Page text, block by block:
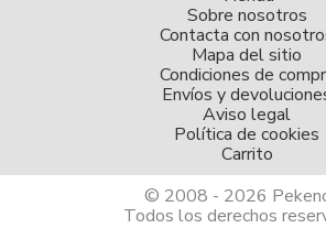
Sobre nosotros
Contacta con
Mapa del sitio
Condiciones de
Envíos y
Aviso legal
Política de cookies
Carrito
© 2008 - 2026
Todos los derechos